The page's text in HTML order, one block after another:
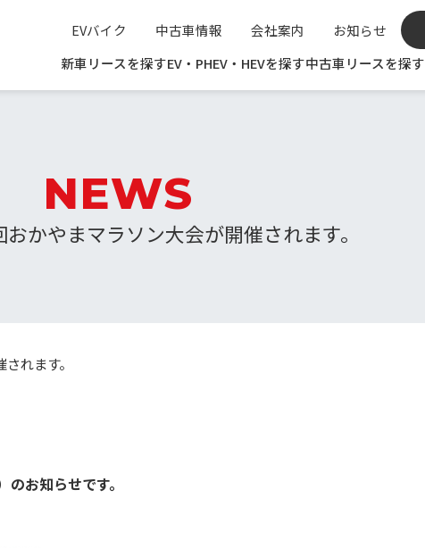
EVバイク 中古車情報 会社案内
お知らせ
新車リースを探すEV・PHEV・HEVを探す中古車リースを探す
NEWS
かやまマラソン大会が開催されます。
れます。
お知らせです。